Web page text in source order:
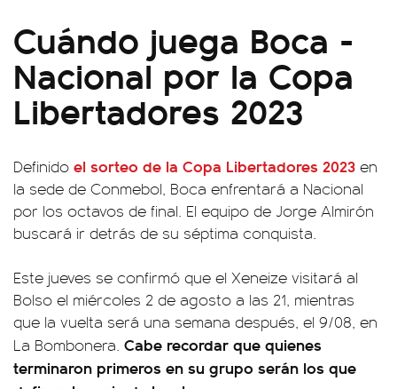
Cuándo juega Boca -
Nacional por la Copa
Libertadores 2023
Definido el sorteo de la Copa Libertadores 2023 en
la sede de Conmebol, Boca enfrentará a Nacional
por los octavos de final. El equipo de Jorge Almirón
buscará ir detrás de su séptima conquista.
Este jueves se confirmó que el Xeneize visitará al
Bolso el miércoles 2 de agosto a las 21, mientras
que la vuelta será una semana después, el 9/08, en
La Bombonera. Cabe recordar que quienes
terminaron primeros en su grupo serán los que